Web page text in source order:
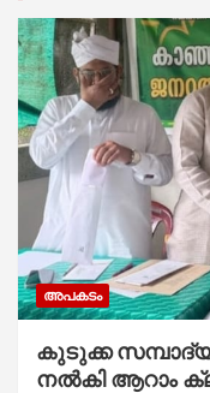
അപകടം
കുടുക്ക
നൽകി ആറാം